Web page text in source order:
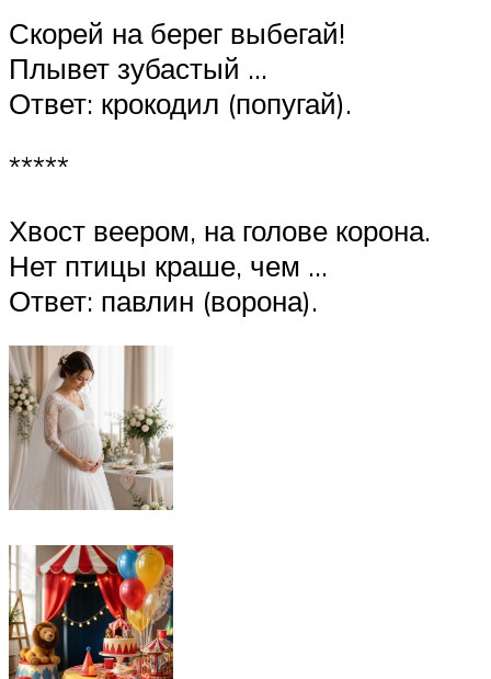
Скорей на берег выбегай!
Плывет зубастый …
Ответ: крокодил (попугай).
*****
Хвост веером, на голове корона.
Нет птицы краше, чем …
Ответ: павлин (ворона).